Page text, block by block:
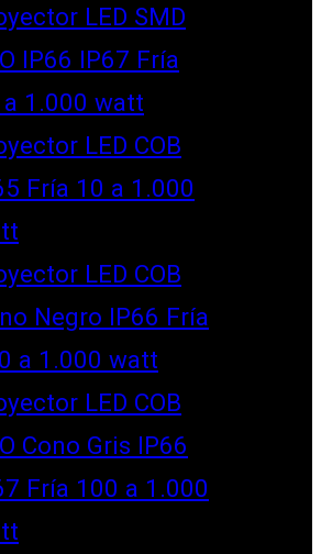
LED SMD
IP66 IP67 Fría
a 1.000 watt
LED COB
Fría 10 a 1.000
LED COB
Negro IP66 Fría
a 1.000 watt
LED COB
Cono Gris IP66
Fría 100 a 1.000